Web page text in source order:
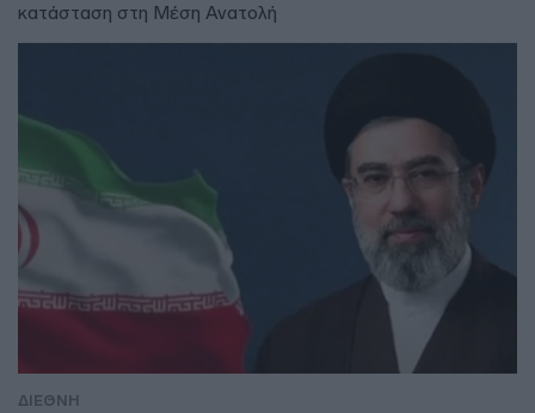
κατάσταση στη Μέση Ανατολή
ΔΙΕΘΝΗ